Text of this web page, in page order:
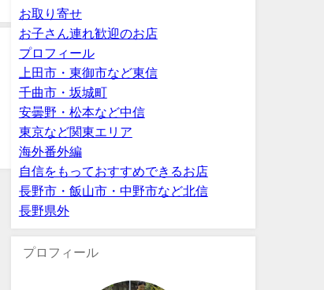
お取り寄せ
お子さん連れ歓迎のお店
プロフィール
上田市・東御市など東信
千曲市・坂城町
安曇野・松本など中信
東京など関東エリア
海外番外編
自信をもっておすすめできるお店
長野市・飯山市・中野市など北信
長野県外
プロフィール